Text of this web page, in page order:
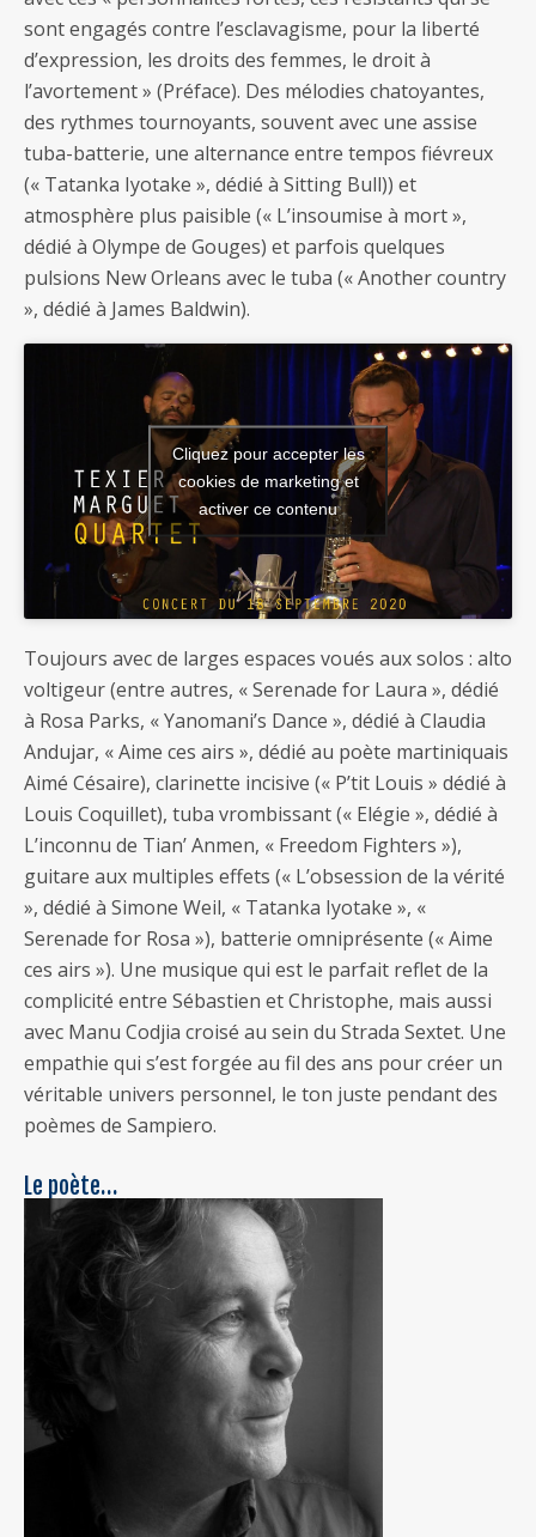
sont engagés contre l’esclavagisme, pour la liberté
d’expression, les droits des femmes, le droit à
l’avortement » (Préface). Des mélodies chatoyantes,
des rythmes tournoyants, souvent avec une assise
tuba-batterie, une alternance entre tempos fiévreux
(« Tatanka Iyotake », dédié à Sitting Bull)) et
atmosphère plus paisible (« L’insoumise à mort »,
dédié à Olympe de Gouges) et parfois quelques
pulsions New Orleans avec le tuba (« Another country
», dédié à James Baldwin).
Cliquez pour accepter les
cookies de marketing et
activer ce contenu
Toujours avec de larges espaces voués aux solos : alto
voltigeur (entre autres, « Serenade for Laura », dédié
à Rosa Parks, « Yanomani’s Dance », dédié à Claudia
Andujar, « Aime ces airs », dédié au poète martiniquais
Aimé Césaire), clarinette incisive (« P’tit Louis » dédié à
Louis Coquillet), tuba vrombissant (« Elégie », dédié à
L’inconnu de Tian’ Anmen, « Freedom Fighters »),
guitare aux multiples effets (« L’obsession de la vérité
», dédié à Simone Weil, « Tatanka Iyotake », «
Serenade for Rosa »), batterie omniprésente (« Aime
ces airs »). Une musique qui est le parfait reflet de la
complicité entre Sébastien et Christophe, mais aussi
avec Manu Codjia croisé au sein du Strada Sextet. Une
empathie qui s’est forgée au fil des ans pour créer un
véritable univers personnel, le ton juste pendant des
poèmes de Sampiero.
Le poète…